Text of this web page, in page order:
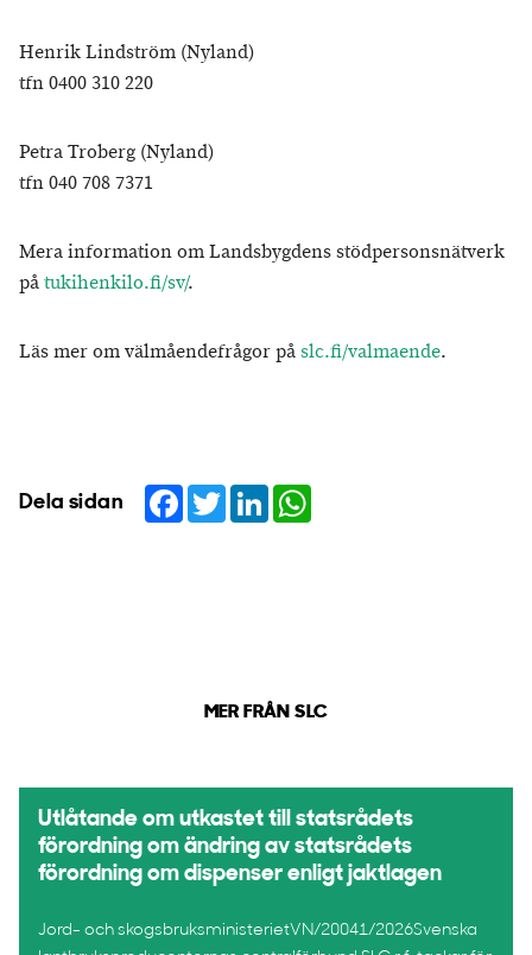
Henrik Lindström (Nyland)
tfn 0400 310 220
Petra Troberg (Nyland)
tfn 040 708 7371
Mera information om Landsbygdens stödpersonsnätverk
påtukihenkilo.fi/sv/.
Läs mer om välmåendefrågor påslc.fi/valmaende.
Dela sidan Facebook
TwitterLinkedIn
MER FRÅN SLC
Utlåtande om utkastet till statsrådets
förordning om ändring av statsrådets
förordning om dispenser enligt jaktlagen
Jord- och skogsbruksministerietVN/20041/2026Svenska